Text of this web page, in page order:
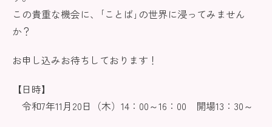
この貴重な機会に、｢ことば｣の世界に浸ってみません
か？
お申し込みお待ちしております！
【日時】
令和7年11月20日（木）14：00～16：00 開場13：30～